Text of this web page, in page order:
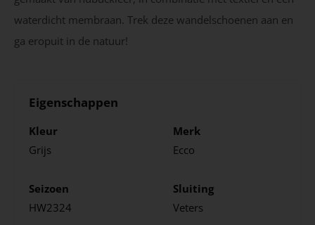
waterdicht membraan. Trek deze wandelschoenen aan en
ga eropuit in de natuur!
Eigenschappen
Kleur
Grijs
Merk
Ecco
Seizoen
HW2324
Sluiting
Veters